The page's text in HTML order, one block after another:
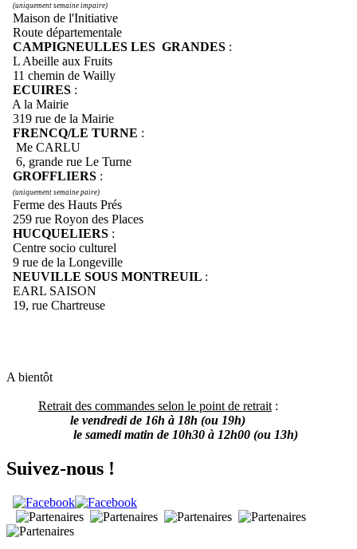
(uniquement semaine impaire)
Maison de l'Initiative
Route départementale
CAMPIGNEULLES LES GRANDES :
L Abeille aux Fruits
11 chemin de Wailly
ECUIRES :
A la Mairie
319 rue de la Mairie
FRENCQ/LE TURNE :
Me CARLU
6, grande rue Le Turne
GROFFLIERS :
(uniquement semaine paire)
Ferme des Hauts Prés
259 rue Royon des Places
HUCQUELIERS :
Centre socio culturel
9 rue de la Longeville
NEUVILLE SOUS MONTREUIL :
EARL SAISON
19, rue Chartreuse
A bientôt
Retrait des commandes selon le point de retrait :
le vendredi de 16h à 18h (ou 19h)
le samedi matin de 10h30 à 12h00 (ou 13h)
Suivez-nous !